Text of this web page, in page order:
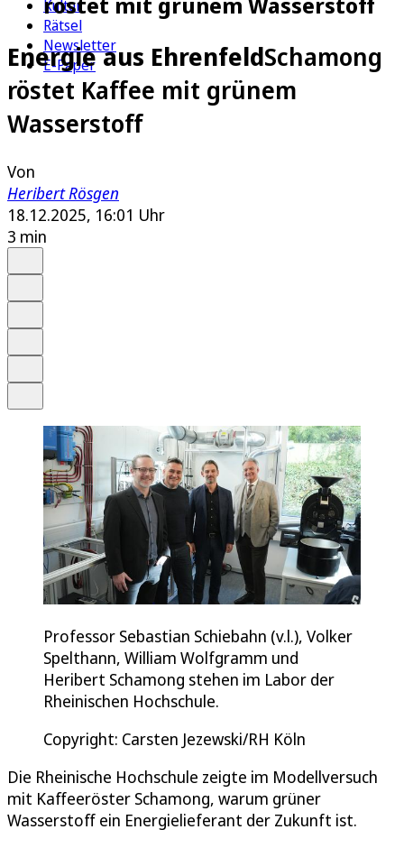
Kultur
Rätsel
Newsletter
E-Paper
Energie aus EhrenfeldSchamong
röstet Kaffee mit grünem
Wasserstoff
Von
Heribert Rösgen
18.12.2025, 16:01 Uhr
3 min
Professor Sebastian Schiebahn (v.l.), Volker
Spelthann, William Wolfgramm und
Heribert Schamong stehen im Labor der
Rheinischen Hochschule.
Copyright: Carsten Jezewski/RH Köln
Die Rheinische Hochschule zeigte im Modellversuch
mit Kaffeeröster Schamong, warum grüner
Wasserstoff ein Energielieferant der Zukunft ist.